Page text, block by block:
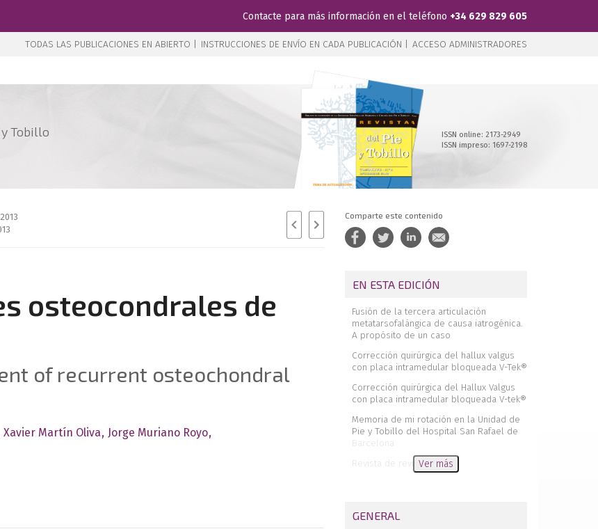
Contacte para más información en el teléfono +34 629 829 605
TODAS LAS PUBLICACIONES EN ABIERTO | INSTRUCCIONES DE ENVÍO EN CADA PUBLICACIÓN | ACCESO ADMINISTRADORES
y Tobillo
ISSN online: 2173-2949
ISSN impreso: 1697-2198
osteocondrales de
of recurrent osteochondral
Xavier Martín Oliva
Jorge Muriano Royo
Comparte este contenido
EN ESTA EDICIÓN
Fusión de la tercera articulación
metatarsofalángica de causa iatrogénica.
A propósito de un caso
Corrección quirúrgica del hallux valgus
con placa intramedular bloqueada V-Tek®
Corrección quirúrgica del Hallux Valgus
con placa intramedular bloqueada V-tek®
Memoria de mi rotación en la Unidad de
Pie y Tobillo del Hospital San Rafael de
Revista de revistas
Novedades en la inestabilidad crónica de
Ver más
GENERAL